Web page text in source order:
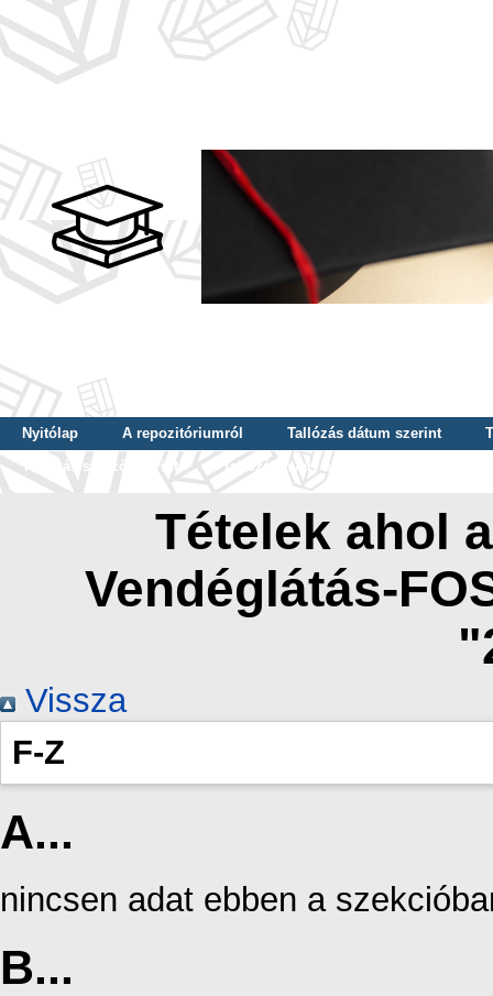
Nyitólap A repozitóriumról Tallózás dátum szerint
Tallózás szerző szerint
Tallózás nyelv szerint
Tételek ahol
Vendéglátás-
Vissza
F-Z
A...
nincsen adat ebben a
B...